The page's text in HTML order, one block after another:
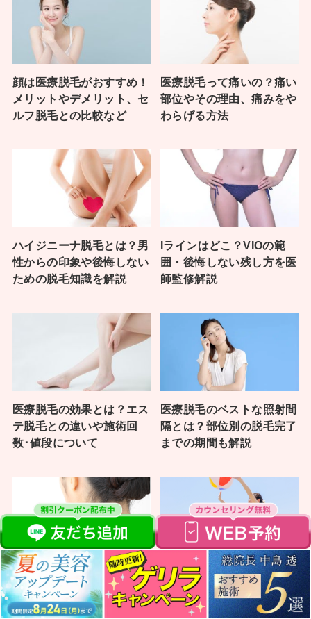
顔は医療脱毛がおすすめ！
メリットやデメリット、セ
ルフ脱毛との比較など
医療脱毛って痛いの？痛い
部位やその理由、痛みをや
わらげる方法
ハイジニーナ脱毛とは？男
性からの印象や後悔しない
ための脱毛知識を解説
Iラインはどこ？VIOの範
囲・後悔しない残し方を医
師監修解説
医療脱毛の効果とは？エス
テ脱毛との違いや施術回
数･値段について
医療脱毛のベストな照射間
隔とは？部位別の脱毛完了
までの期間も解説
うなじ・首周りを脱毛する
メリット3つ！医療脱毛で
うなじを理想の形にするに
乳輪・乳首の医療脱毛｜範
囲・回数・痛みの目安を解
説